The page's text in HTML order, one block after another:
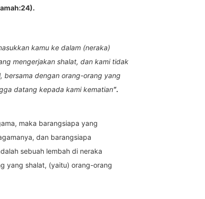
kamu ke dalam (neraka)
mengerjakan shalat, dan kami tidak
bersama dengan orang-orang yang
datang kepada kami kematian“.
maka barangsiapa yang
dan barangsiapa
sebuah lembah di neraka
yang shalat, (yaitu) orang-orang